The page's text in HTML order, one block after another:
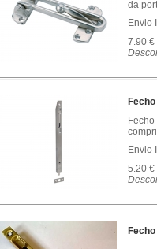
da
Envio
7.90 €
Envio
5.20 €